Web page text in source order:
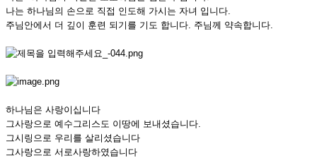
나는 하나님의 손으로 직접 인도해 가시는 자녀 입니다.
주님안에서 더 깊이 훈련 되기를 기도 합니다. 주님께 약속합니다.
하나님은 사랑이십니다
그사랑으로 예수그리스도 이땅에 보내셨습니다.
그시링으로 우리를 살리셨습니다
그사랑으로 서로사랑하였습니다